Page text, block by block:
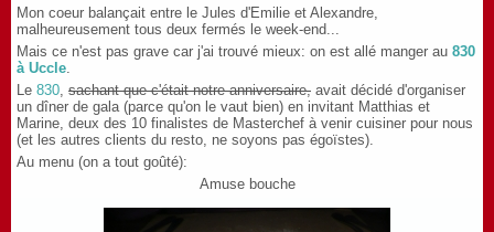
Mon coeur balançait entre le Jules d'Emilie et Alexandre,
malheureusement tous deux fermés le week-end...
Mais ce n'est pas grave car j'ai trouvé mieux: on est allé manger au 830
à Uccle.
Le 830, sachant que c'était notre anniversaire, avait décidé d'organiser
un dîner de gala (parce qu'on le vaut bien) en invitant Matthias et
Marine, deux des 10 finalistes de Masterchef à venir cuisiner pour nous
(et les autres clients du resto, ne soyons pas égoïstes).
Au menu (on a tout goûté):
Amuse bouche